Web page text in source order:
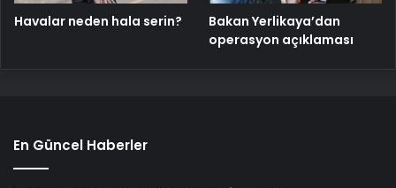
Havalar neden hala serin?
Bakan Yerlikaya’dan
operasyon açıklaması
En Güncel Haberler